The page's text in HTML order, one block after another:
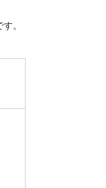
。